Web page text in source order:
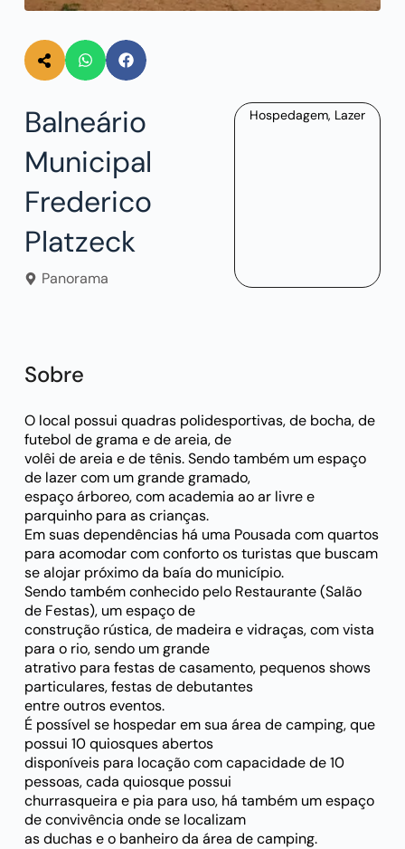
Balneário
Municipal
Frederico
Platzeck
Panorama
Hospedagem, Lazer
Sobre
O local possui quadras polidesportivas, de bocha, de
futebol de grama e de areia, de
volêi de areia e de tênis. Sendo também um espaço
de lazer com um grande gramado,
espaço árboreo, com academia ao ar livre e
parquinho para as crianças.
Em suas dependências há uma Pousada com quartos
para acomodar com conforto os turistas que buscam
se alojar próximo da baía do município.
Sendo também conhecido pelo Restaurante (Salão
de Festas), um espaço de
construção rústica, de madeira e vidraças, com vista
para o rio, sendo um grande
atrativo para festas de casamento, pequenos shows
particulares, festas de debutantes
entre outros eventos.
É possível se hospedar em sua área de camping, que
possui 10 quiosques abertos
disponíveis para locação com capacidade de 10
pessoas, cada quiosque possui
churrasqueira e pia para uso, há também um espaço
de convivência onde se localizam
as duchas e o banheiro da área de camping.